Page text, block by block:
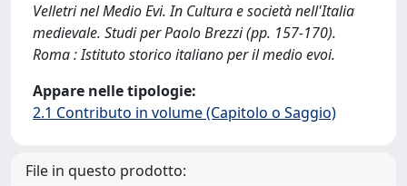
Velletri nel Medio Evi. In Cultura e società nell'Italia
medievale. Studi per Paolo Brezzi (pp. 157-170).
Roma : Istituto storico italiano per il medio evoi.
Appare nelle tipologie:
2.1 Contributo in volume (Capitolo o Saggio)
File in questo prodotto: